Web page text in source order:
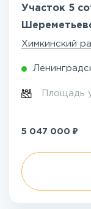
Участок 5
Химкинский
Площадь
5 047 000 ₽